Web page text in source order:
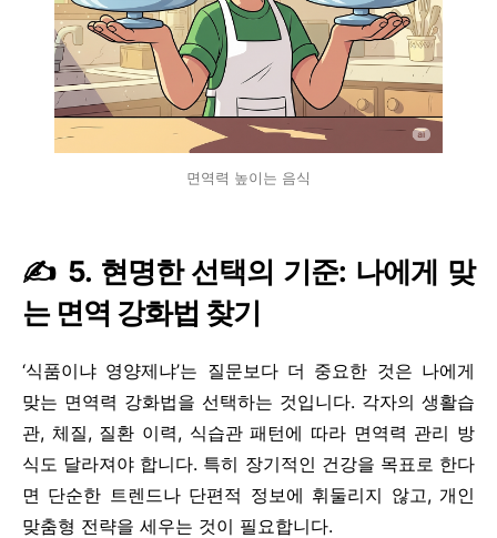
면역력 높이는 음식
✍️ 5. 현명한 선택의 기준: 나에게 맞
는 면역 강화법 찾기
‘식품이냐 영양제냐’는 질문보다 더 중요한 것은 나에게
맞는 면역력 강화법을 선택하는 것입니다. 각자의 생활습
관, 체질, 질환 이력, 식습관 패턴에 따라 면역력 관리 방
식도 달라져야 합니다. 특히 장기적인 건강을 목표로 한다
면 단순한 트렌드나 단편적 정보에 휘둘리지 않고, 개인
맞춤형 전략을 세우는 것이 필요합니다.